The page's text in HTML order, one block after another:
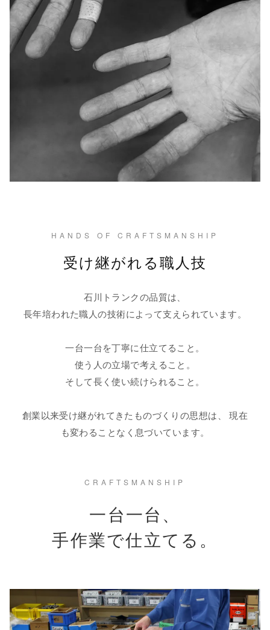
HANDS OF CRAFTSMANSHIP
受け継がれる職人技
石川トランクの品質は、
長年培われた職人の技術によって支えられています。
一台一台を丁寧に仕立てること。
使う人の立場で考えること。
そして長く使い続けられること。
創業以来受け継がれてきたものづくりの思想は、 現在
も変わることなく息づいています。
CRAFTSMANSHIP
一台一台、
手作業で仕立てる。